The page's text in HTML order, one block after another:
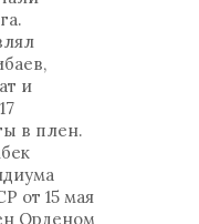
и
в плен.
от 15 мая
Орденом